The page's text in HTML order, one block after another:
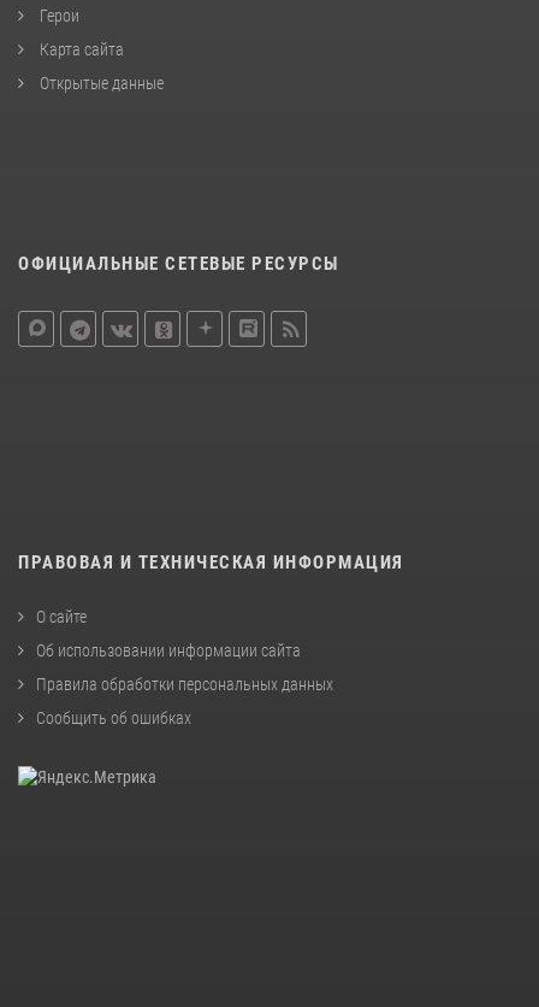
Герои
Карта сайта
Открытые данные
ОФИЦИАЛЬНЫЕ СЕТЕВЫЕ РЕСУРСЫ
ПРАВОВАЯ И ТЕХНИЧЕСКАЯ ИНФОРМАЦИЯ
О сайте
Об использовании информации сайта
Правила обработки персональных данных
Сообщить об ошибках